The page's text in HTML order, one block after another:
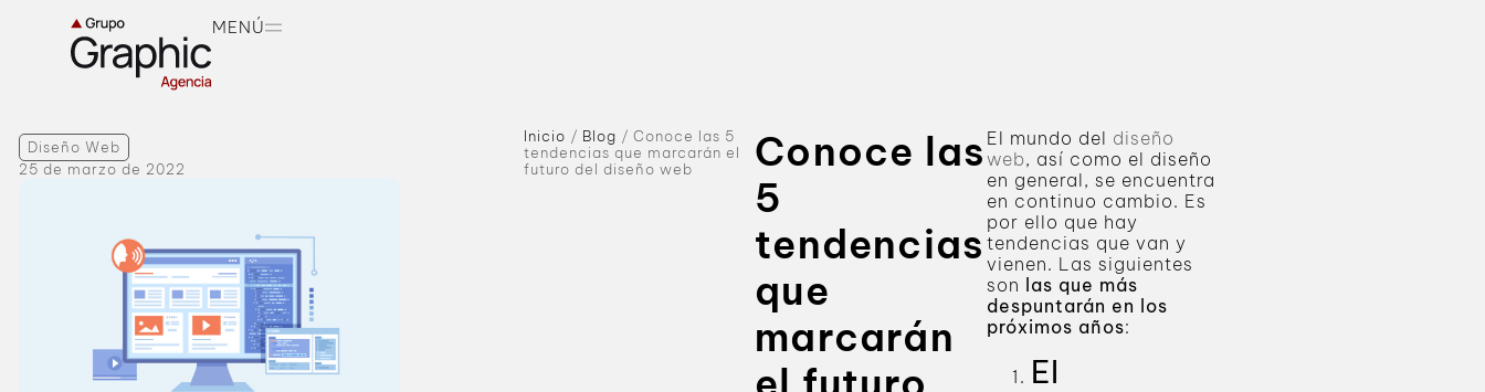
MENÚ
Diseño Web
25 de marzo de 2022
Inicio / Blog / Conoce las 5
tendencias que marcarán el
futuro del diseño web
Conoce las
5
tendencias
que
marcarán
El mundo del diseño
web, así como el diseño
en general, se encuentra
en continuo cambio. Es
por ello que hay
tendencias que van y
vienen. Las siguientes
son
las que más
despuntarán en los
próximos años:
El